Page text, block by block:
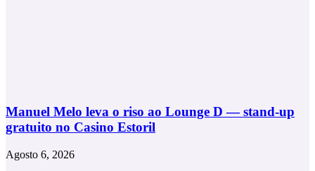
Manuel Melo leva o riso ao Lounge D — stand-up
gratuito no Casino Estoril
Agosto 6, 2026